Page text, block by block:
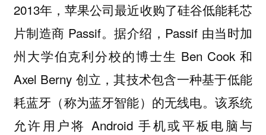
2013年，苹果公司最近收购了硅谷低能耗芯
片制造商 Passif。据介绍，Passif 由当时加
州大学伯克利分校的博士生 Ben Cook 和
Axel Berny 创立，其技术包含一种基于低能
耗蓝牙（称为蓝牙智能）的无线电。该系统
允许用户将 Android 手机或平板电脑与